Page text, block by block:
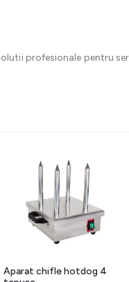
profesionale pentru
Aparat chifle hotdog 4